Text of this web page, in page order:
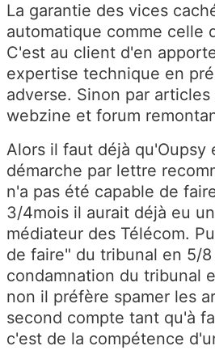
La garantie des vices
automatique comme celle
C'est au client d'en
expertise technique en
adverse. Sinon par articles
webzine et forum
Alors il faut déjà qu'Oupsy
démarche par lettre
n'a pas été capable de
3/4mois il aurait déjà eu
médiateur des Télécom.
de faire" du tribunal en 5/
condamnation du tribunal
non il préfère spamer les
second compte tant qu'à
c'est de la compétence